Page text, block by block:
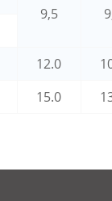
9,5
12.0
15.0